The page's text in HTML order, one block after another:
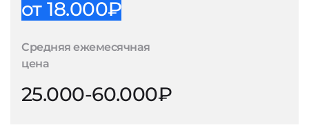
от 18.000₽
Средняя ежемесячная
цена
25.000-60.000₽